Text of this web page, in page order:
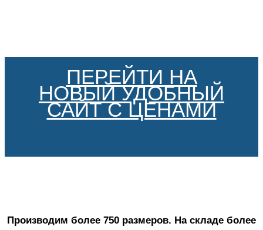
ПЕРЕЙТИ НА
НОВЫЙ УДОБНЫЙ
САЙТ С ЦЕНАМИ
Производим более 750 размеров. На складе более